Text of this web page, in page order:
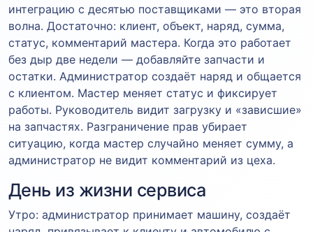
интеграцию с десятью поставщиками — это вторая
волна. Достаточно: клиент, объект, наряд, сумма,
статус, комментарий мастера. Когда это работает
без дыр две недели — добавляйте запчасти и
остатки. Администратор создаёт наряд и общается
с клиентом. Мастер меняет статус и фиксирует
работы. Руководитель видит загрузку и «зависшие»
на запчастях. Разграничение прав убирает
ситуацию, когда мастер случайно меняет сумму, а
администратор не видит комментарий из цеха.
День из жизни сервиса
Утро: администратор принимает машину, создаёт